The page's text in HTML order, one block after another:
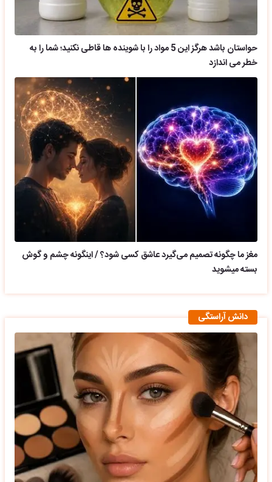
حواستان باشد هرگز این 5 مواد را با شوینده ها قاطی نکنید؛ شما را به
خطر می اندازد
مغز ما چگونه تصمیم می‌گیرد عاشق کسی شود؟ / اینگونه چشم و گوش
بسته میشوید
دانش آراستگی